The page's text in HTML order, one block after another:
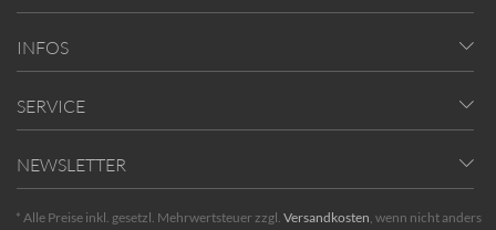
INFOS
SERVICE
NEWSLETTER
* Alle Preise inkl. gesetzl. Mehrwertsteuer zzgl. Versandkosten, wenn nicht anders